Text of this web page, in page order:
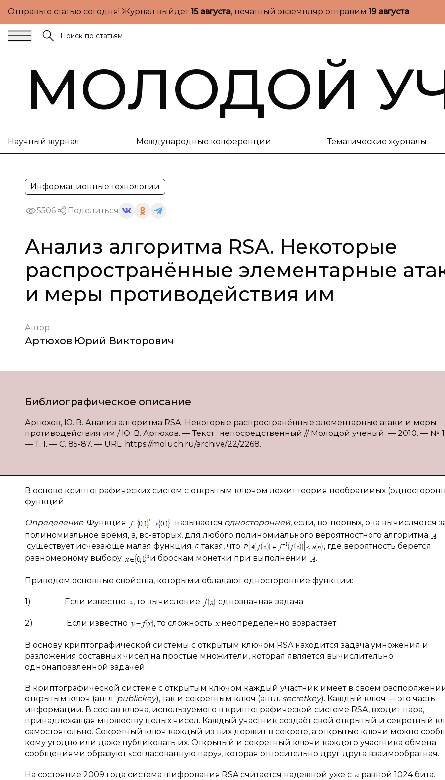
Отправьте статью сегодня! Журнал выйдет15 августа, печатный экземпляр отправим 19 августа
МОЛОДОЙ
Научный журнал Международные конференции Тематические журналы
Информационные технологии
5506 Поделиться
Анализ алгоритма RSA. Некоторые
распространённые элементарные
и меры противодействия им
Автор
Артюхов Юрий Викторович
Библиографическое описание
Артюхов, Ю. В. Анализ алгоритма RSA. Некоторые распространённые элементарные атаки и меры
противодействия им / Ю. В. Артюхов. — Текст : непосредственный // Молодой ученый. — 2010. — №
— Т. 1. — С. 85-87. — URL: https://moluch.ru/archive/22/2268.
В основе криптографических систем с открытым ключом лежит теория необратимых
функций.
Определение. Функция называется односторонней, если, во-первых, она вычисляется
полиномиальное время, а, во-вторых, для любого полиномиального вероятностного алгоритма
существует исчезающе малая функция
такая, что
, где вероятность берется
равномерному выбору
и броскам монетки при выполнении .
Приведем основные свойства, которыми обладают односторонние функции:
1) Если известно , то вычисление однозначная задача;
2) Если известно , то сложность неопределенно возрастает.
В основу криптографической системы с открытым ключом RSA находится задача умножения и
разложения составных чисел на простые множители, которая является вычислительно
однонаправленной задачей.
В криптографической системе с открытым ключом каждый участник имеет в своем
открытым ключ (англ. publickey), так и секретным ключ (англ. secretkey). Каждый ключ — это часть
информации. В состав ключа, используемого в криптографической системе RSA, входит пара,
принадлежащая множеству целых чисел. Каждый участник создаёт свой открытый и секретный
самостоятельно. Секретный ключ каждый из них держит в секрете, а открытые ключи можно
кому угодно или даже публиковать их. Открытый и секретный ключи каждого участника обмена
сообщениями образуют «согласованную пару», которая относительно друг друга взаимообратная.
На состояние 2009 года система шифрования RSA считается надежной уже с
равной 1024 бита.